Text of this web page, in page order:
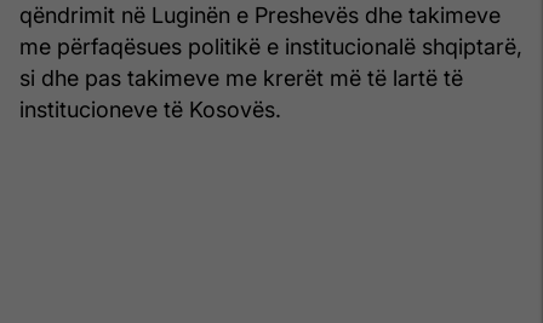
qëndrimit në Luginën e Preshevës dhe takimeve
me përfaqësues politikë e institucionalë shqiptarë,
si dhe pas takimeve me krerët më të lartë të
institucioneve të Kosovës.